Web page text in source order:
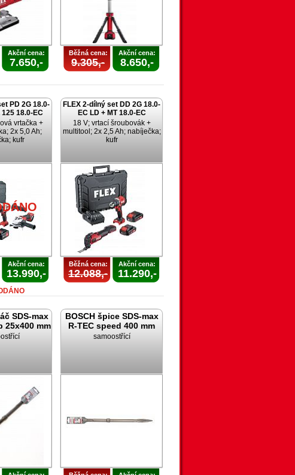
Akční cena:
7.650,-
Běžná cena:
9.305,-
Akční cena:
8.650,-
PD 2G 18.0-
125 18.0-EC
vrtačka +
2x 5,0 Ah;
kufr
Akční cena:
13.990,-
FLEX 2-dílný set DD 2G 18.0-
EC LD + MT 18.0-EC
18 V; vrtací šroubovák +
multitool; 2x 2,5 Ah; nabíječka;
kufr
Běžná cena:
12.088,-
Akční cena:
11.290,-
SDS-max
25x400 mm
BOSCH špice SDS-max
R-TEC speed 400 mm
samoostřící